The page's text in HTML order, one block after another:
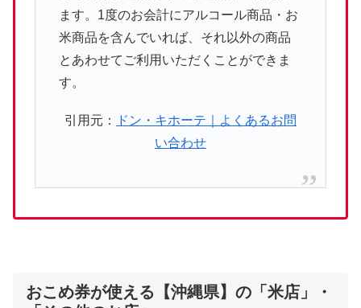
ます。1度のお会計にアルコール商品・お
米商品を含んでいれば、それ以外の商品
とあわせてご利用いただくことができま
す。
引用元：
ドン・キホーテ｜よくあるお問
い合わせ
おこめ券が使える【沖縄県】の「米店」・